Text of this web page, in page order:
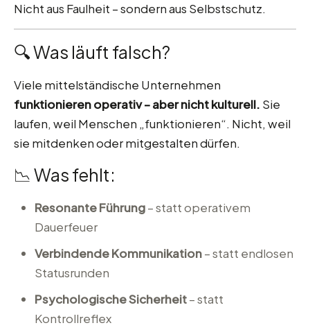
Nicht aus Faulheit – sondern aus Selbstschutz.
🔍 Was läuft falsch?
Viele mittelständische Unternehmen
funktionieren operativ – aber nicht kulturell. Sie
laufen, weil Menschen „funktionieren“. Nicht, weil
sie mitdenken oder mitgestalten dürfen.
📉 Was fehlt:
Resonante Führung– statt operativem
Dauerfeuer
Verbindende Kommunikation– statt endlosen
Statusrunden
Psychologische Sicherheit– statt
Kontrollreflex